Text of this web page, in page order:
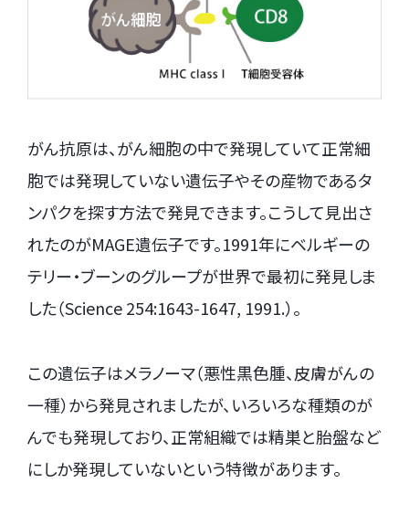
がん抗原は、がん細胞の中で発現していて正常細
胞では発現していない遺伝子やその産物であるタ
ンパクを探す方法で発見できます。こうして見出さ
れたのがMAGE遺伝子です。1991年にベルギーの
テリー・ブーンのグループが世界で最初に発見しま
した（Science 254:1643-1647, 1991.）。
この遺伝子はメラノーマ（悪性黒色腫、皮膚がんの
一種）から発見されましたが、いろいろな種類のが
んでも発現しており、正常組織では精巣と胎盤など
にしか発現していないという特徴があります。